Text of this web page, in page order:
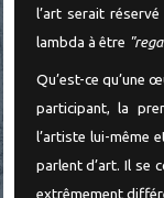
l’art serait
lambda à être
Qu’est-ce qu’une
participant, la
l’artiste lui-même
parlent d’art. Il se
extrêmement